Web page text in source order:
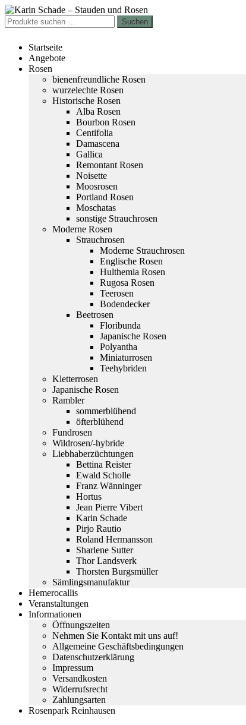
Zur
Navigation
springen
Zum
Inhalt
springen
Suchen
nach:
Suchen
Startseite
Angebote
Rosen
bienenfreundliche Rosen
wurzelechte Rosen
Historische Rosen
Alba Rosen
Bourbon Rosen
Centifolia
Damascena
Gallica
Remontant Rosen
Noisette
Moosrosen
Portland Rosen
Moschatas
sonstige Strauchrosen
Moderne Rosen
Strauchrosen
Moderne Strauchrosen
Englische Rosen
Hulthemia Rosen
Rugosa Rosen
Teerosen
Bodendecker
Beetrosen
Floribunda
Japanische Rosen
Polyantha
Miniaturrosen
Teehybriden
Kletterrosen
Japanische Rosen
Rambler
sommerblühend
öfterblühend
Fundrosen
Wildrosen/-hybride
Liebhaberzüchtungen
Bettina Reister
Ewald Scholle
Franz Wänninger
Hortus
Jean Pierre Vibert
Karin Schade
Pirjo Rautio
Roland Hermansson
Sharlene Sutter
Thor Landsverk
Thorsten Burgsmüller
Sämlingsmanufaktur
Hemerocallis
Veranstaltungen
Informationen
Öffnungszeiten
Nehmen Sie Kontakt mit uns auf!
Allgemeine Geschäftsbedingungen
Datenschutzerklärung
Impressum
Versandkosten
Widerrufsrecht
Zahlungsarten
Rosenpark Reinhausen